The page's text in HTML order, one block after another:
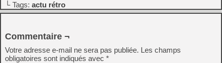
└ Tags: actu rétro
Commentaire ¬
Votre adresse e-mail ne sera pas publiée. Les champs
obligatoires sont indiqués avec *